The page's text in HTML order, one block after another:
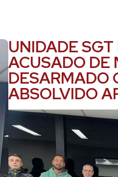
UNIDADE
ACUSADO DE
DESARMADO
ABSOLVIDO